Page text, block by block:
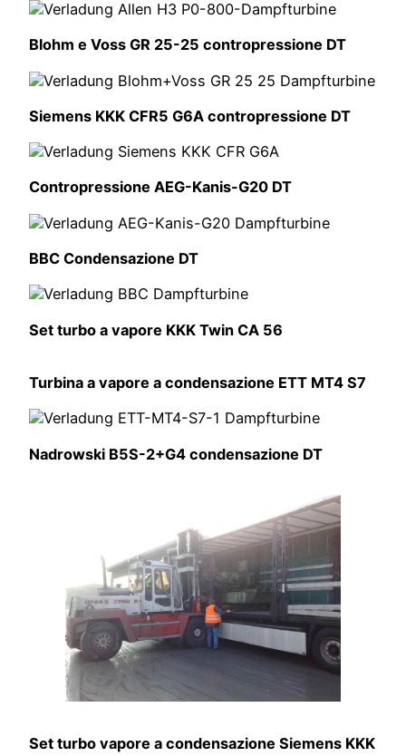
Blohm e Voss GR 25-25 contropressione DT
Siemens KKK CFR5 G6A contropressione DT
Contropressione AEG-Kanis-G20 DT
BBC Condensazione DT
Set turbo a vapore KKK Twin CA 56
Turbina a vapore a condensazione ETT MT4 S7
Nadrowski B5S-2+G4 condensazione DT
Set turbo vapore a condensazione Siemens KKK